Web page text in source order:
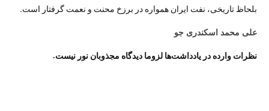
بلحاظ تاریخی، نفت ایران همواره در برزخ محنت و نعمت گرفتار است.
علی ­محمد اسکندری­ جو
نظرات وارده در یادداشت‌ها لزوما دیدگاه مجذوبان نور نیست.